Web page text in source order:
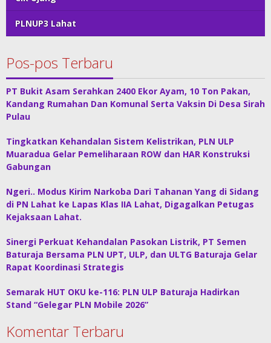
PLNUP3 Lahat
Pos-pos Terbaru
PT Bukit Asam Serahkan 2400 Ekor Ayam, 10 Ton Pakan,
Kandang Rumahan Dan Komunal Serta Vaksin Di Desa Sirah
Pulau
Tingkatkan Kehandalan Sistem Kelistrikan, PLN ULP
Muaradua Gelar Pemeliharaan ROW dan HAR Konstruksi
Gabungan
Ngeri.. Modus Kirim Narkoba Dari Tahanan Yang di Sidang
di PN Lahat ke Lapas Klas IIA Lahat, Digagalkan Petugas
Kejaksaan Lahat.
Sinergi Perkuat Kehandalan Pasokan Listrik, PT Semen
Baturaja Bersama PLN UPT, ULP, dan ULTG Baturaja Gelar
Rapat Koordinasi Strategis
Semarak HUT OKU ke-116: PLN ULP Baturaja Hadirkan
Stand “Gelegar PLN Mobile 2026”
Komentar Terbaru